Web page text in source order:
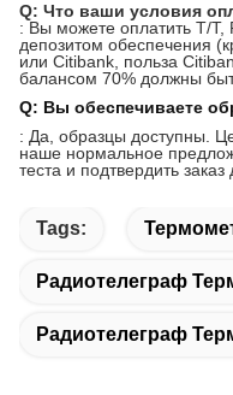
Q: Что ваши условия
: Вы можете оплатить T/T,
депозитом обеспечения
или Citibank, польза
балансом 70% должны
Q: Вы обеспечиваете
: Да, образцы доступны.
наше нормальное
теста и подтвердить
Tags:
Радиотелеграф
Радиотелеграф